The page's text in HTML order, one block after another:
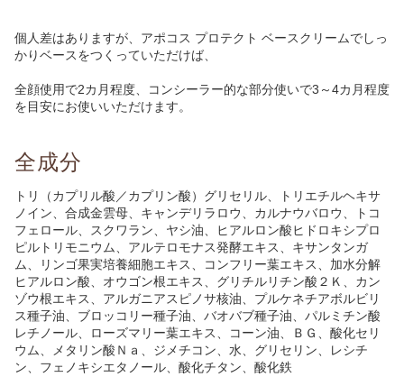
個人差はありますが、 アポコス プロテクト ベースクリームでしっ
かりベースをつくっていただけば、
全顔使用で2カ月程度、コンシーラー的な部分使いで3～4カ月程度
を目安にお使いいただけます。
全成分
トリ（カプリル酸／カプリン酸）グリセリル、トリエチルヘキサ
ノイン、合成金雲母、キャンデリラロウ、カルナウバロウ、トコ
フェロール、スクワラン、ヤシ油、ヒアルロン酸ヒドロキシプロ
ピルトリモニウム、アルテロモナス発酵エキス、キサンタンガ
ム、リンゴ果実培養細胞エキス、コンフリー葉エキス、加水分解
ヒアルロン酸、オウゴン根エキス、グリチルリチン酸２Ｋ、カン
ゾウ根エキス、アルガニアスピノサ核油、プルケネチアボルビリ
ス種子油、ブロッコリー種子油、バオバブ種子油、パルミチン酸
レチノール、ローズマリー葉エキス、コーン油、ＢＧ、酸化セリ
ウム、メタリン酸Ｎａ、ジメチコン、水、グリセリン、レシチ
ン、フェノキシエタノール、酸化チタン、酸化鉄